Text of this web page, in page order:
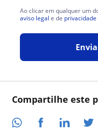
Compartilhe este
Ao clicar em qualquer um
aviso legal e de privacidade